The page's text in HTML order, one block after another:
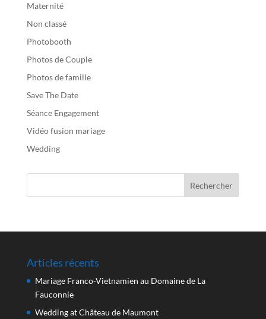
Maternité
Non classé
Photobooth
Photos de Couple
Photos de famille
Save The Date
Séance Engagement
Vidéo fusion mariage
Wedding
Articles récents
Mariage Franco-Vietnamien au Domaine de La
Fauconnie
Wedding at Château de Maumont